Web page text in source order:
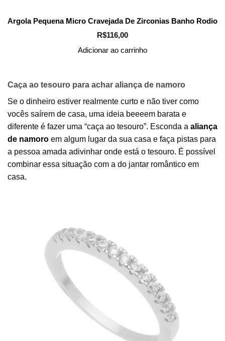
Argola Pequena Micro Cravejada De Zirconias Banho Rodio
R$116,00
Adicionar ao carrinho
Caça ao tesouro para achar aliança de namoro
Se o dinheiro estiver realmente curto e não tiver como
vocês saírem de casa, uma ideia beeeem barata e
diferente é fazer uma “caça ao tesouro”. Esconda a aliança
de namoro em algum lugar da sua casa e faça pistas para
a pessoa amada adivinhar onde está o tesouro. É possível
combinar essa situação com a do jantar romântico em
casa.